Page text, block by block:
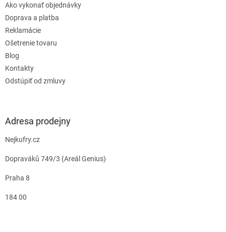
Ako vykonať objednávky
Doprava a platba
Reklamácie
Ošetrenie tovaru
Blog
Kontakty
Odstúpiť od zmluvy
Adresa prodejny
Nejkufry.cz
Dopraváků 749/3 (Areál Genius)
Praha 8
184 00